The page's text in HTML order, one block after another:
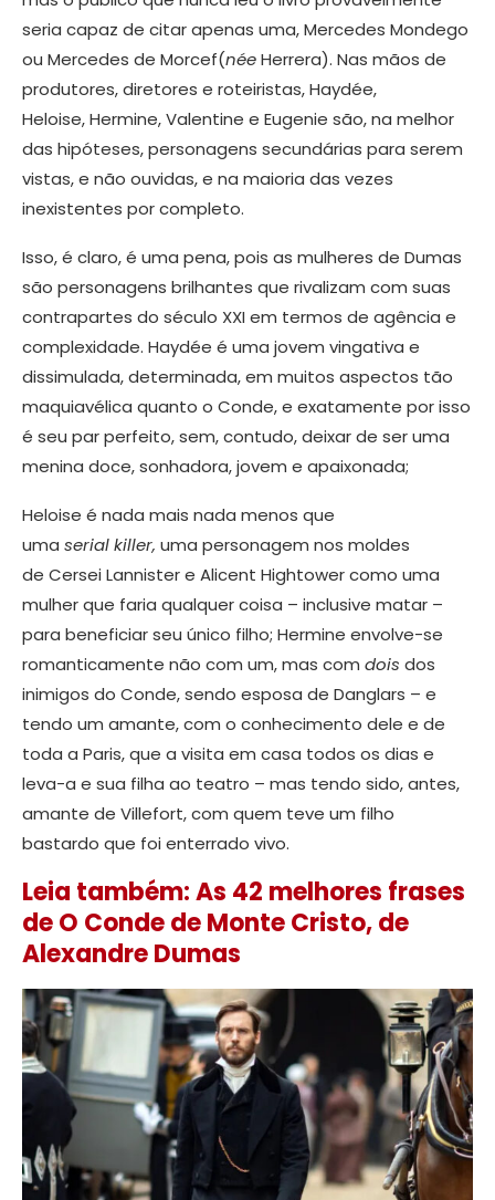
seria capaz de citar apenas uma, Mercedes Mondego
ou Mercedes de Morcef(néeHerrera). Nas mãos de
produtores, diretores e roteiristas, Haydée,
Heloise, Hermine, Valentine e Eugenie são, na melhor
das hipóteses, personagens secundárias para serem
vistas, e não ouvidas, e na maioria das vezes
inexistentes por completo.
​Isso, é claro, é uma pena, pois as mulheres de Dumas
são personagens brilhantes que rivalizam com suas
contrapartes do século XXI em termos de agência e
complexidade. Haydée é uma jovem vingativa e
dissimulada, determinada, em muitos aspectos tão
maquiavélica quanto o Conde, e exatamente por isso
é seu par perfeito, sem, contudo, deixar de ser uma
menina doce, sonhadora, jovem e apaixonada;
Heloise é nada mais nada menos que
uma serial killer, uma personagem nos moldes
de Cersei Lannister e Alicent Hightower como uma
mulher que faria qualquer coisa – inclusive matar –
para beneficiar seu único filho; Hermine envolve-se
romanticamente não com um, mas com dois dos
inimigos do Conde, sendo esposa de Danglars – e
tendo um amante, com o conhecimento dele e de
toda a Paris, que a visita em casa todos os dias e
leva-a e sua filha ao teatro – mas tendo sido, antes,
amante de Villefort, com quem teve um filho
bastardo que foi enterrado vivo.
Leia também: As 42 melhores frases
de O Conde de Monte Cristo, de
Alexandre Dumas